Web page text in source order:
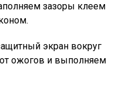
зазоры клеем
экран вокруг
ожогов и выполняем